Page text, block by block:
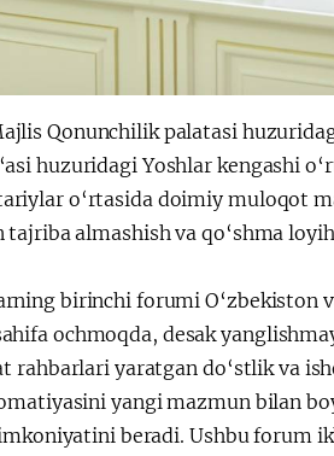
Qonunchilik palatasi
huzuridagi Yoshlar kengashi
o‘rtasida doimiy muloqot
tajriba almashish va qo‘shma
birinchi forumi O‘zbekiston
ochmoqda, desak
rahbarlari yaratgan do‘stlik va
yangi mazmun bilan
beradi. Ushbu forum